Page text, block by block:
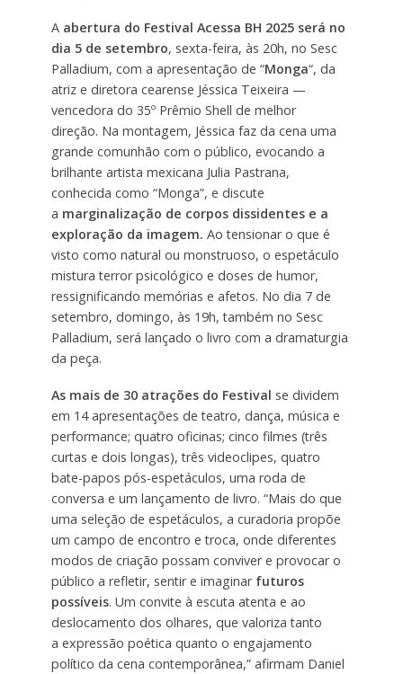
A abertura do Festival Acessa BH 2025 será no
dia 5 de setembro, sexta-feira, às 20h, no Sesc
Palladium, com a apresentação de “Monga“, da
atriz e diretora cearense Jéssica Teixeira —
vencedora do 35º Prêmio Shell de melhor
direção. Na montagem, Jéssica faz da cena uma
grande comunhão com o público, evocando a
brilhante artista mexicana Julia Pastrana,
conhecida como “Monga”, e discute
a marginalização de corpos dissidentes e a
exploração da imagem. Ao tensionar o que é
visto como natural ou monstruoso, o espetáculo
mistura terror psicológico e doses de humor,
ressignificando memórias e afetos. No dia 7 de
setembro, domingo, às 19h, também no Sesc
Palladium, será lançado o livro com a dramaturgia
da peça.
As mais de 30 atrações do Festival se dividem
em 14 apresentações de teatro, dança, música e
performance; quatro oficinas; cinco filmes (três
curtas e dois longas), três videoclipes, quatro
bate-papos pós-espetáculos, uma roda de
conversa e um lançamento de livro. “Mais do que
uma seleção de espetáculos, a curadoria propõe
um campo de encontro e troca, onde diferentes
modos de criação possam conviver e provocar o
público a refletir, sentir e imaginar futuros
possíveis. Um convite à escuta atenta e ao
deslocamento dos olhares, que valoriza tanto
a expressão poética quanto o engajamento
político da cena contemporânea,” afirmam Daniel